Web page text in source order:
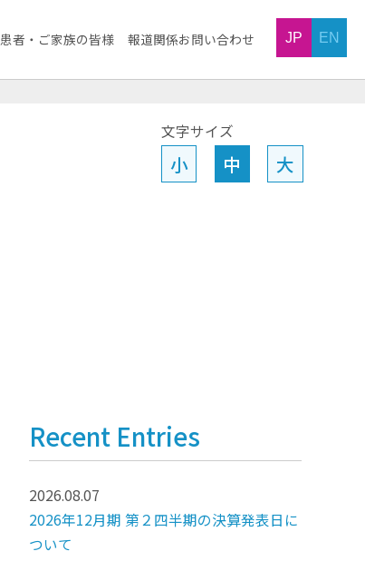
患者・ご家族の皆様 報道関係お問い合わせ JP EN
文字サイズ
小 中 大
Recent Entries
2026.08.07
2026年12月期 第２四半期の決算発表日に
ついて